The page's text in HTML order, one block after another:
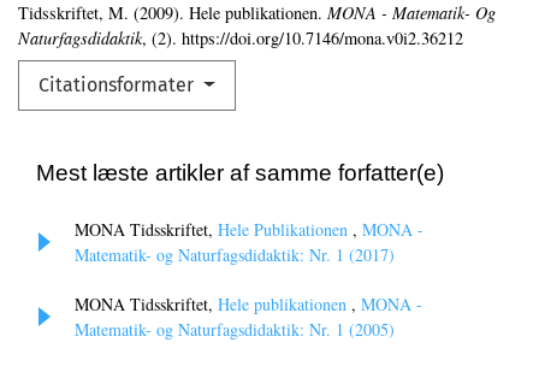
Tidsskriftet, M. (2009). Hele publikationen. MONA - Matematik- Og
Naturfagsdidaktik, (2). https://doi.org/10.7146/mona.v0i2.36212
Citationsformater
Mest læste artikler af samme forfatter(e)
MONA Tidsskriftet, Hele Publikationen , MONA -
Matematik- og Naturfagsdidaktik: Nr. 1 (2017)
MONA Tidsskriftet, Hele publikationen , MONA -
Matematik- og Naturfagsdidaktik: Nr. 1 (2005)